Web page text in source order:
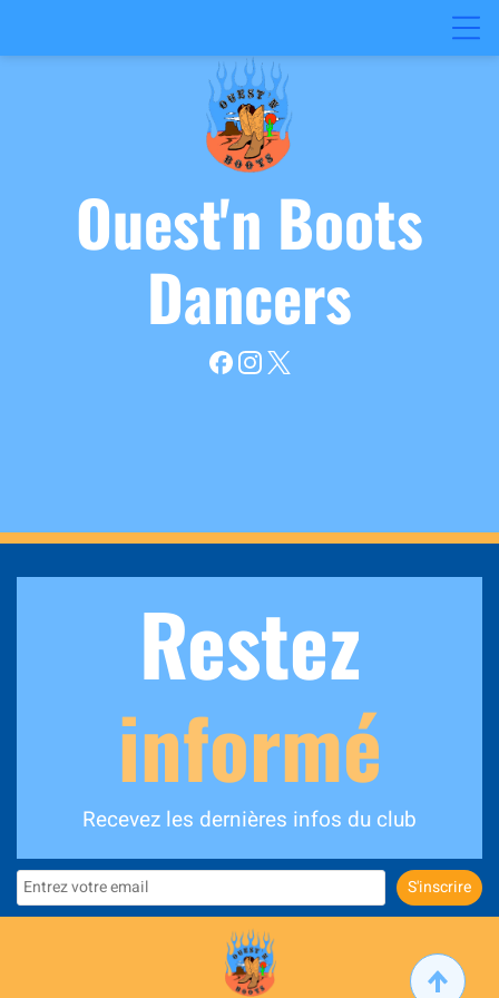
Ouest'n Boots
Dancers
Restez
informé
Recevez les dernières infos du club